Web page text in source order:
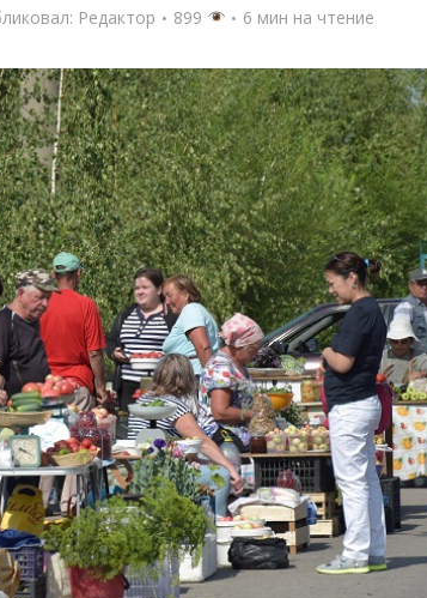
Редактор 899 6 мин на чтение